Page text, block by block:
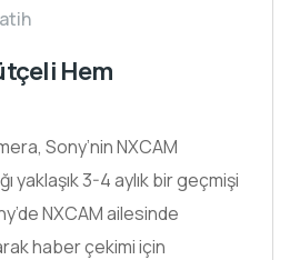
Hem
Sony’nin NXCAM
yaklaşık 3-4 aylık bir geçmişi
NXCAM ailesinde
haber çekimi için